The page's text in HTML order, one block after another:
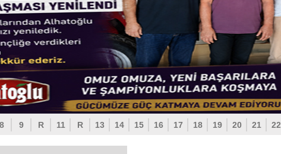
8 9 R 11 R 13 14 15 16 17 18 19 20 21 22